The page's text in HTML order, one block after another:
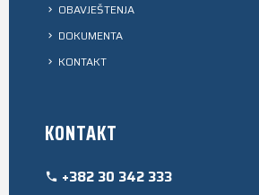
OBAVJEŠTENJA
DOKUMENTA
KONTAKT
KONTAKT
+382 30 342 333